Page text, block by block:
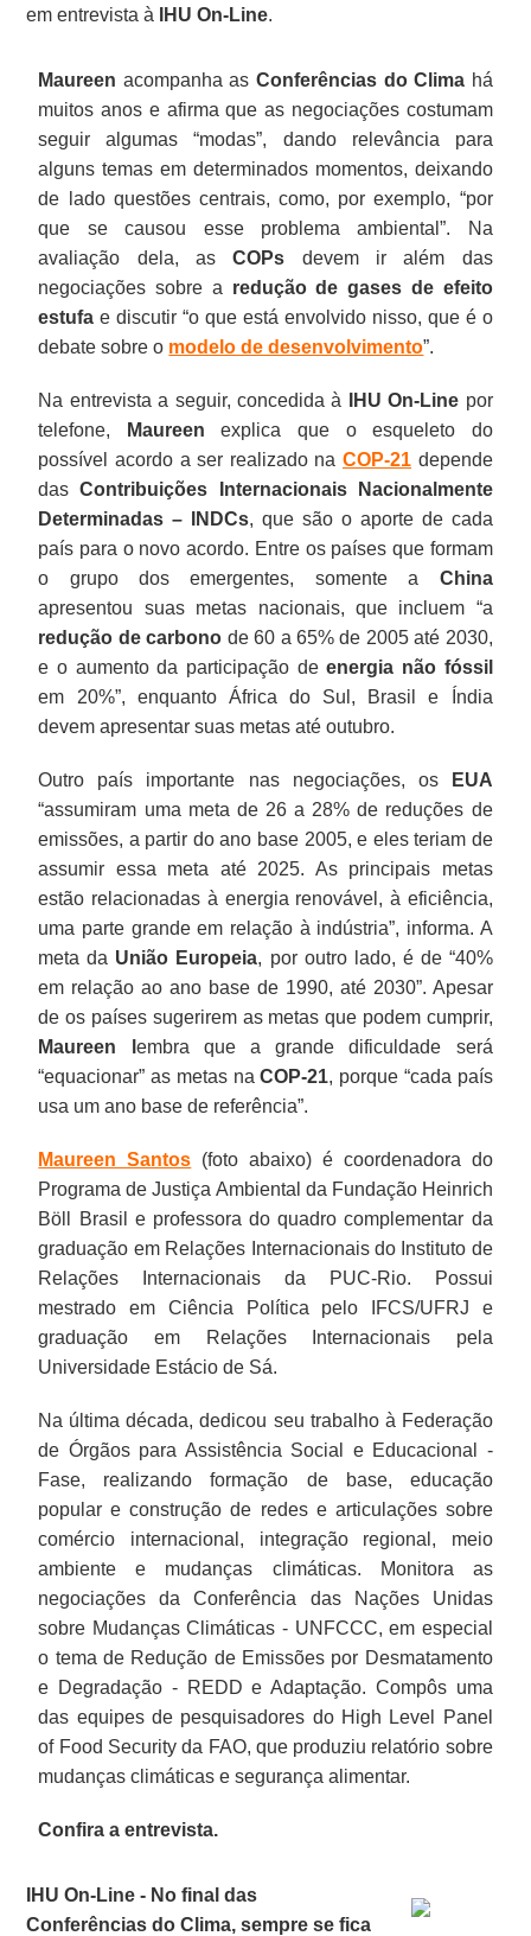
em entrevista à
IHU On-Line.
Maureen acompanha as Conferências do Clima há
muitos anos e afirma que as negociações costumam
seguir algumas “modas”, dando relevância para
alguns temas em determinados momentos, deixando
de lado questões centrais, como, por exemplo, “por
que se causou esse problema ambiental”. Na
avaliação dela, asCOPs devem ir além das
negociações sobre a redução de gases de efeito
estufa e discutir “o que está envolvido nisso, que é o
debate sobre o modelo de desenvolvimento”.
Na entrevista a seguir, concedida à IHU On-Line por
telefone,
Maureen explica que o esqueleto do
possível acordo a ser realizado na COP-21 depende
dasContribuições Internacionais Nacionalmente
Determinadas – INDCs, que são o aporte de cada
país para o novo acordo. Entre os países que formam
o grupo dos emergentes, somente a China
apresentou suas metas nacionais, que incluem “a
redução de carbono de 60 a 65% de 2005 até 2030,
e o aumento da participação deenergia não fóssil
em 20%”, enquanto África do Sul, Brasil e Índia
devem apresentar suas metas até outubro.
Outro país importante nas negociações, os
EUA
“assumiram uma meta de 26 a 28% de reduções de
emissões, a partir do ano base 2005, e eles teriam de
assumir essa meta até 2025. As principais metas
estão relacionadas à energia renovável, à eficiência,
uma parte grande em relação à indústria”, informa. A
meta da União Europeia, por outro lado, é de “40%
em relação ao ano base de 1990, até 2030”. Apesar
de os países sugerirem as metas que podem cumprir,
Maureen l embra que a grande dificuldade será
“equacionar” as metas na COP-21, porque “cada país
usa um ano base de referência”.
Maureen Santos (foto abaixo) é coordenadora do
Programa de Justiça Ambiental da Fundação Heinrich
Böll Brasil e professora do quadro complementar da
graduação em Relações Internacionais do Instituto de
Relações Internacionais da PUC-Rio. Possui
mestrado em Ciência Política pelo IFCS/UFRJ e
graduação em Relações Internacionais pela
Universidade Estácio de Sá.
Na última década, dedicou seu trabalho à Federação
de Órgãos para Assistência Social e Educacional -
Fase, realizando formação de base, educação
popular e construção de redes e articulações sobre
comércio internacional, integração regional, meio
ambiente e mudanças climáticas. Monitora as
negociações da Conferência das Nações Unidas
sobre Mudanças Climáticas - UNFCCC, em especial
o tema de Redução de Emissões por Desmatamento
e Degradação - REDD e Adaptação. Compôs uma
das equipes de pesquisadores do High Level Panel
of Food Security da FAO, que produziu relatório sobre
mudanças climáticas e segurança alimentar.
Confira a entrevista.
IHU On-Line - No final das
Conferências do Clima, sempre se fica